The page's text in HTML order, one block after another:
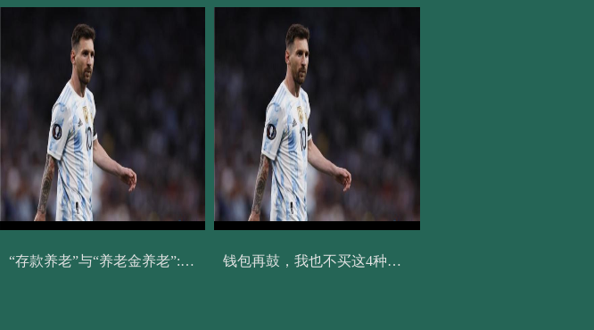
“存款养老”与“养老金养老”: 感受绝对不一样 钱包再鼓，我也不买这4种家具，吃过一回亏长记性了！